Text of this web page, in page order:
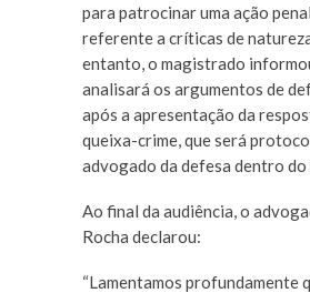
para patrocinar uma ação
referente a críticas de
entanto, o magistrado
analisará os argumentos de
após a apresentação da
queixa-crime, que será
advogado da defesa dentro
Ao final da audiência, o
Rocha declarou:
“Lamentamos profundamente